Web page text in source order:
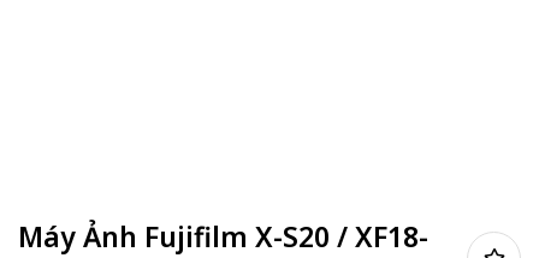
Máy Ảnh Fujifilm X-S20 / XF18-